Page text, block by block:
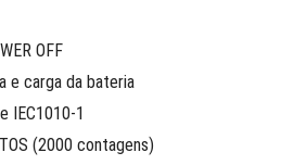
OFF
e carga da bateria
IEC1010-1
(2000 contagens)